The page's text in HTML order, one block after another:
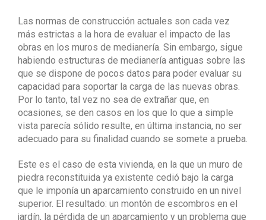
Las normas de construcción actuales son cada vez
más estrictas a la hora de evaluar el impacto de las
obras en los muros de medianería. Sin embargo, sigue
habiendo estructuras de medianería antiguas sobre las
que se dispone de pocos datos para poder evaluar su
capacidad para soportar la carga de las nuevas obras.
Por lo tanto, tal vez no sea de extrañar que, en
ocasiones, se den casos en los que lo que a simple
vista parecía sólido resulte, en última instancia, no ser
adecuado para su finalidad cuando se somete a prueba.
Este es el caso de esta vivienda, en la que un muro de
piedra reconstituida ya existente cedió bajo la carga
que le imponía un aparcamiento construido en un nivel
superior. El resultado: un montón de escombros en el
jardín, la pérdida de un aparcamiento y un problema que